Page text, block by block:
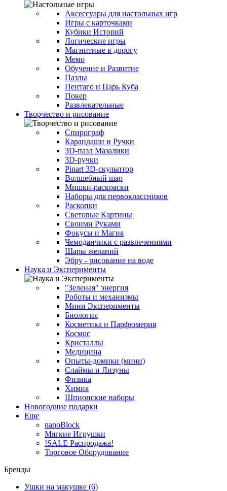
Аксессуары для настольных игр
Игры с карточками
Кубики Историй
Логические игры
Магнитные в дорогу
Мемо
Обучение и Развитие
Пазлы
Пентаго и Царь Куба
Покер
Развлекательные
Творчество и рисование
Спирограф
Карандаши и Ручки
3D-пазл Мазалики
3D-ручки
Pinart 3D-скульптор
Волшебный шар
Мишки-раскраски
Наборы для первоклассников
Раскопки
Световые Картины
Своими Руками
Фокусы и Магия
Чемоданчики с развлечениями
Шары желаний
Эбру - рисование на воде
Наука и Эксперименты
"Зеленая" энергия
Роботы и механизмы
Мини Эксперименты
Биология
Косметика и Парфюмерия
Космос
Кристаллы
Медицина
Опыты-домики (мини)
Слаймы и Лизуны
Физика
Химия
Шпионские наборы
Новогодние подарки
Еще
nanoBlock
Мягкие Игрушки
!SALE Распродажа!
Торговое Оборудование
Бренды
Ушки на макушке (6)